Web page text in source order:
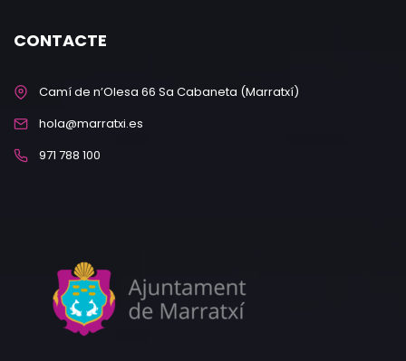
CONTACTE
Camí de n’Olesa 66 Sa Cabaneta (Marratxí)
hola@marratxi.es
971 788 100